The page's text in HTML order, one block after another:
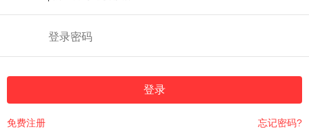
登录
免费注册 忘记密码?